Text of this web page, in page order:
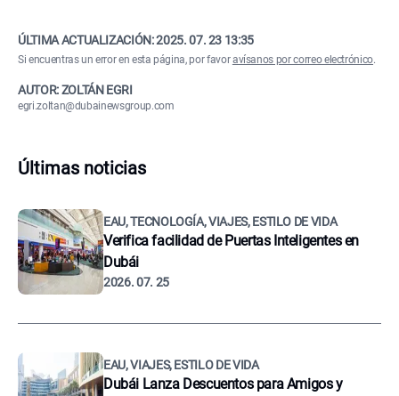
ÚLTIMA ACTUALIZACIÓN:2025. 07. 23 13:35
Si encuentras un error en esta página, por favoravísanos por correo electrónico.
AUTOR: ZOLTÁN EGRI
egri.zoltan@dubainewsgroup.com
Últimas noticias
EAU, TECNOLOGÍA, VIAJES, ESTILO DE VIDA
Verifica facilidad de Puertas Inteligentes en
Dubái
2026. 07. 25
EAU, VIAJES, ESTILO DE VIDA
Dubái Lanza Descuentos para Amigos y